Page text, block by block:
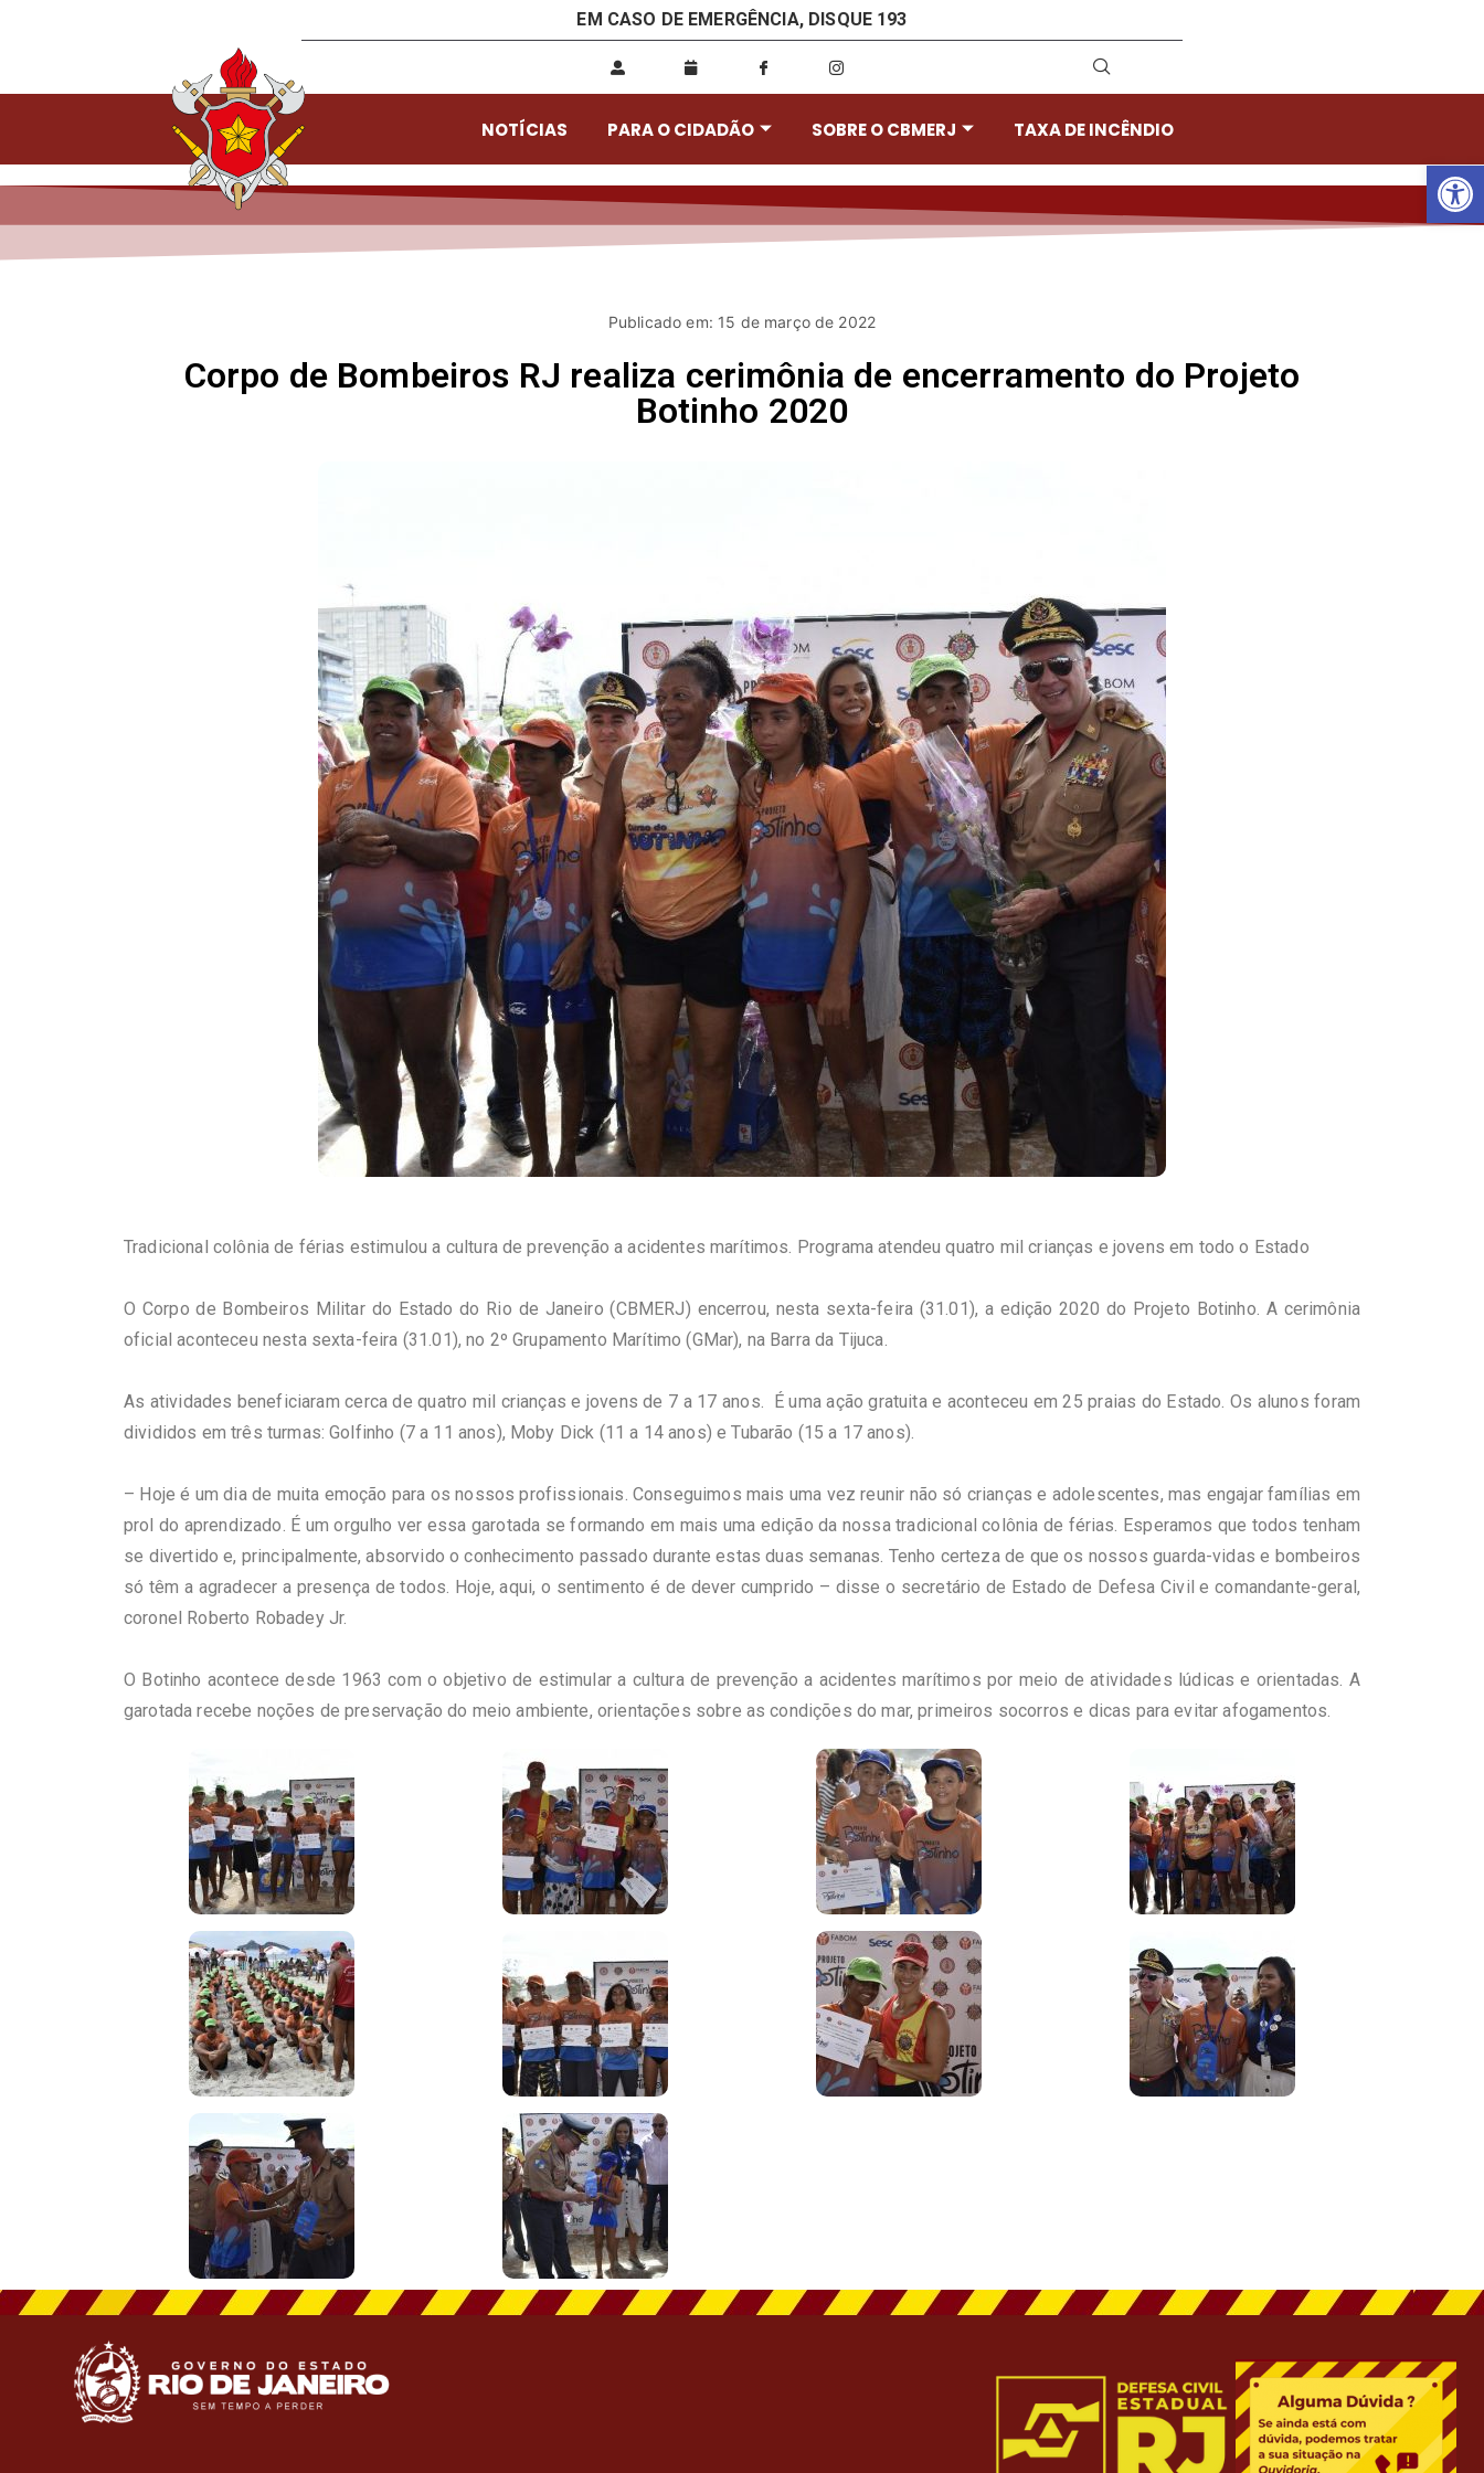
EM CASO DE EMERGÊNCIA, DISQUE 193
NOTÍCIAS PARA O CIDADÃO SOBRE O CBMERJ TAXA DE INCÊNDIO
Publicado em: 15 de março de 2022
Corpo de Bombeiros RJ realiza cerimônia de encerramento do Projeto
Botinho 2020
Tradicional colônia de férias estimulou a cultura de prevenção a acidentes marítimos. Programa atendeu quatro mil crianças e jovens em todo o Estado
O Corpo de Bombeiros Militar do Estado do Rio de Janeiro (CBMERJ) encerrou, nesta sexta-feira (31.01), a edição 2020 do Projeto Botinho. A cerimônia
oficial aconteceu nesta sexta-feira (31.01), no 2º Grupamento Marítimo (GMar), na Barra da Tijuca.
As atividades beneficiaram cerca de quatro mil crianças e jovens de 7 a 17 anos. É uma ação gratuita e aconteceu em 25 praias do Estado. Os alunos foram
divididos em três turmas: Golfinho (7 a 11 anos), Moby Dick (11 a 14 anos) e Tubarão (15 a 17 anos).
– Hoje é um dia de muita emoção para os nossos profissionais. Conseguimos mais uma vez reunir não só crianças e adolescentes, mas engajar famílias em
prol do aprendizado. É um orgulho ver essa garotada se formando em mais uma edição da nossa tradicional colônia de férias. Esperamos que todos tenham
se divertido e, principalmente, absorvido o conhecimento passado durante estas duas semanas. Tenho certeza de que os nossos guarda-vidas e bombeiros
só têm a agradecer a presença de todos. Hoje, aqui, o sentimento é de dever cumprido – disse o secretário de Estado de Defesa Civil e comandante-geral,
coronel Roberto Robadey Jr.
O Botinho acontece desde 1963 com o objetivo de estimular a cultura de prevenção a acidentes marítimos por meio de atividades lúdicas e orientadas. A
garotada recebe noções de preservação do meio ambiente, orientações sobre as condições do mar, primeiros socorros e dicas para evitar afogamentos.